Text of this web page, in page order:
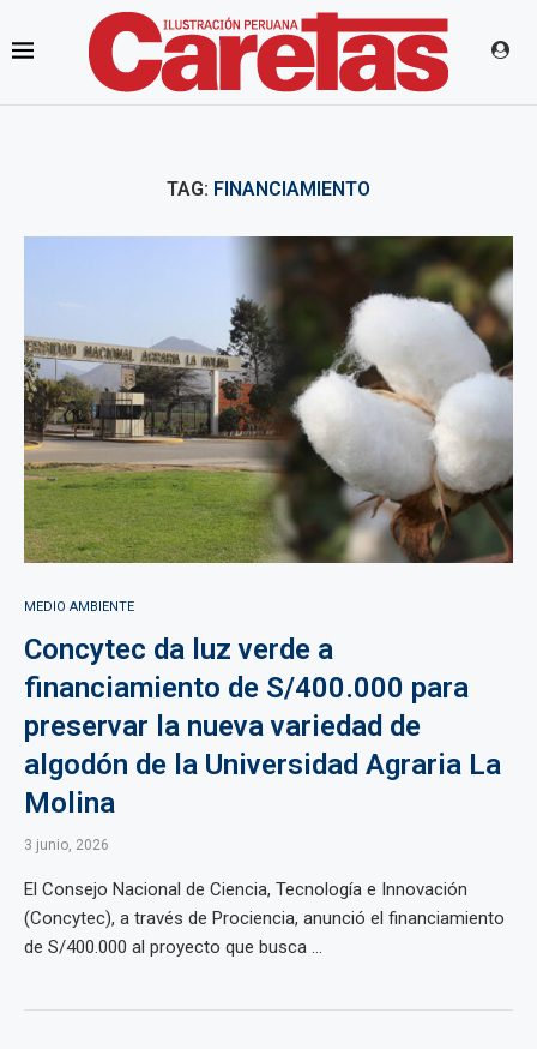
TAG: FINANCIAMIENTO
MEDIO AMBIENTE
Concytec da luz verde a
financiamiento de S/400.000 para
preservar la nueva variedad de
algodón de la Universidad Agraria La
Molina
3 junio, 2026
El Consejo Nacional de Ciencia, Tecnología e Innovación
(Concytec), a través de Prociencia, anunció el financiamiento
de S/400.000 al proyecto que busca ...